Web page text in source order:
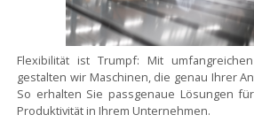
Flexibilität ist Trumpf: Mit
gestalten wir Maschinen, die genau Ihrer
So erhalten Sie passgenaue Lösungen
Produktivität in Ihrem Unternehmen.